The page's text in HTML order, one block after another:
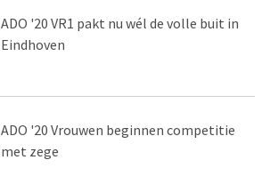
ADO '20 VR1 pakt nu wél de volle buit in
Eindhoven
ADO '20 Vrouwen beginnen competitie
met zege